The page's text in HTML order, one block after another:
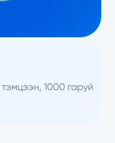
1000 гаруй